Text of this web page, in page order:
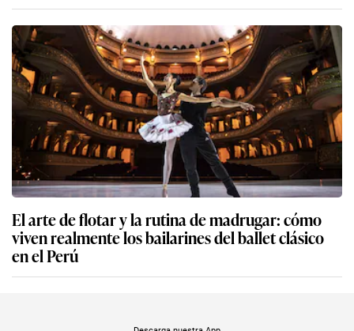
El arte de flotar y la rutina de madrugar: cómo
viven realmente los bailarines del ballet clásico
en el Perú